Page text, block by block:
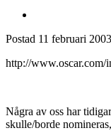
Postad 11 februari 2003
http://www.oscar.com/
Några av oss har
skulle/borde